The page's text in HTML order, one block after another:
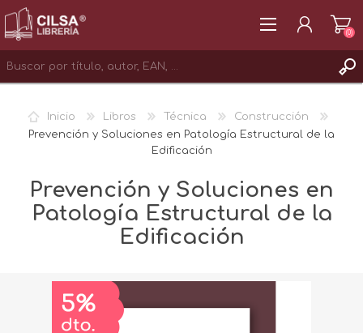
INICIAR SESIÓN
(0)
Inicio Libros Técnica
Construcción
Prevención y Soluciones en Patología Estructural de la
Edificación
Prevención y Soluciones en
Patología Estructural de la
Edificación